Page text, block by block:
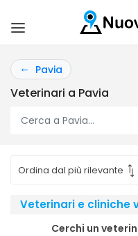
Pavia
Veterinari a Pavia
Veterinari e cliniche
Cerchi un